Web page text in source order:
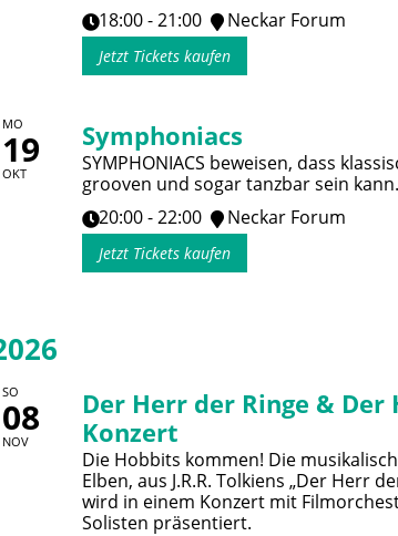
18:00 - 21:00
Neckar Forum
Jetzt Tickets kaufen
MO
19
OKT
Symphoniacs
SYMPHONIACS beweisen, dass
grooven und sogar tanzbar sein kann.
20:00 - 22:00
Neckar Forum
Jetzt Tickets kaufen
SO
08
NOV
Der Herr der Ringe & Der
Konzert
Die Hobbits kommen! Die
Elben, aus J.R.R. Tolkiens „Der Herr
wird in einem Konzert mit
Solisten präsentiert.